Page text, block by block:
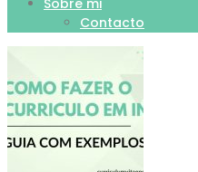
Sobre mi
Contacto